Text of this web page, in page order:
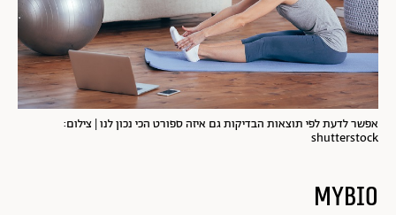
אפשר לדעת לפי תוצאות הבדיקות גם איזה ספורט הכי נכון לנו | צילום:
shutterstock
MyBio